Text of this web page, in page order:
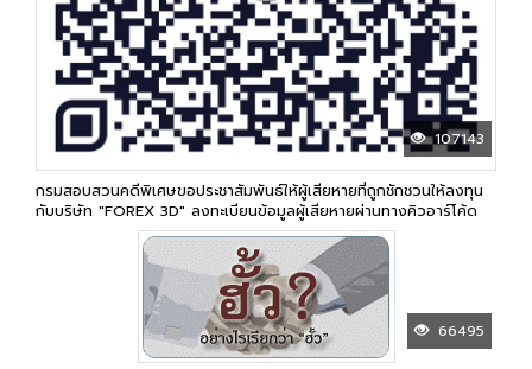
107143
กรมสอบสวนคดีพิเศษขอประชาสัมพันธ์ให้ผู้เสียหายที่ถูกชักชวนให้ลงทุน
กับบริษัท "FOREX 3D" ลงทะเบียนข้อมูลผู้เสียหายผ่านทางคิวอาร์โค้ด
66495